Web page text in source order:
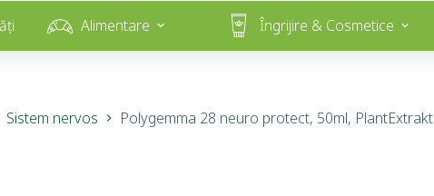
Alimentare Îngrijire & Cosmetice
Sistem nervos Polygemma 28 neuro protect, 50ml, PlantExtrakt